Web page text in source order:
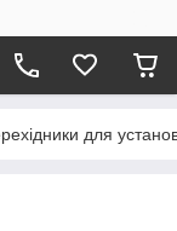
для